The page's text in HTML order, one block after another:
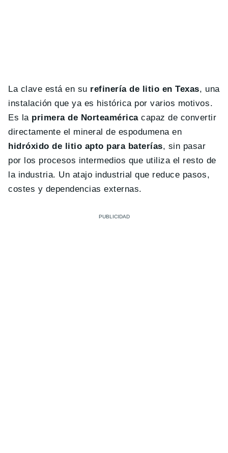
La clave está en su refinería de litio en Texas, una
instalación que ya es histórica por varios motivos.
Es la primera de Norteaméricacapaz de convertir
directamente el mineral de espodumena en
hidróxido de litio apto para baterías, sin pasar
por los procesos intermedios que utiliza el resto de
la industria. Un atajo industrial que reduce pasos,
costes y dependencias externas.